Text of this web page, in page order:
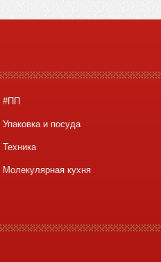
#ПП
Упаковка и посуда
Техника
Молекулярная кухня